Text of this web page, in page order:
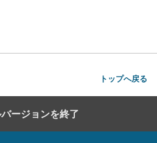
トップへ戻る
ージョンを終了